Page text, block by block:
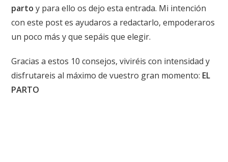
parto y para ello os dejo esta entrada. Mi intención
con este post es ayudaros a redactarlo, empoderaros
un poco más y que sepáis que elegir.
Gracias a estos 10 consejos, viviréis con intensidad y
disfrutareis al máximo de vuestro gran momento: EL
PARTO